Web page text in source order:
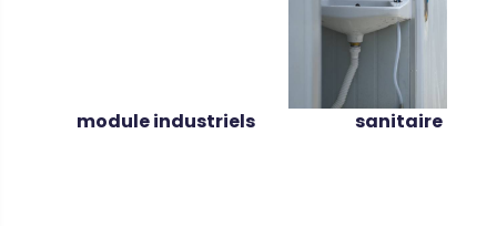
module industriels sanitaire